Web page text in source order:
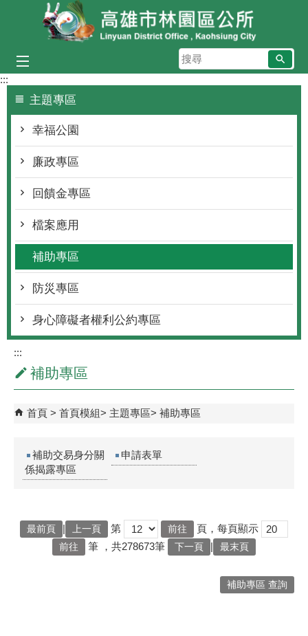
跳到主要內容區塊
搜
尋
:::
主題專區
幸福公園
廉政專區
回饋金專區
檔案應用
補助專區
防災專區
身心障礙者權利公約專區
:::
補助專區
首頁 首頁模組 主題專區 補助專區
補助交易身分關
係揭露專區
申請表單
最前頁 | 上一頁 第
頁，每頁顯示
筆 ，共278673筆 下一頁 | 最末頁
補助專區 查詢